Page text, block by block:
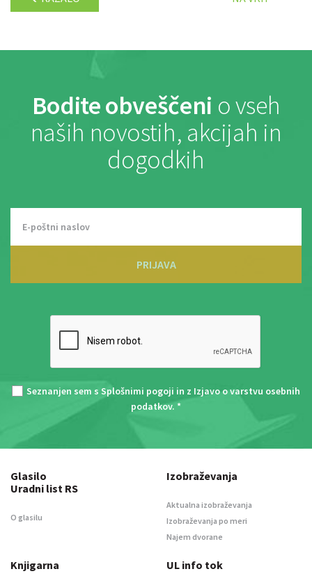
Bodite obveščeni o vseh
naših novostih, akcijah in
dogodkih
PRIJAVA
Seznanjen sem s Splošnimi pogoji in z Izjavo o varstvu osebnih
podatkov. *
Glasilo
Uradni list RS
O glasilu
Izobraževanja
Aktualna izobraževanja
Izobraževanja po meri
Najem dvorane
Knjigarna UL info tok